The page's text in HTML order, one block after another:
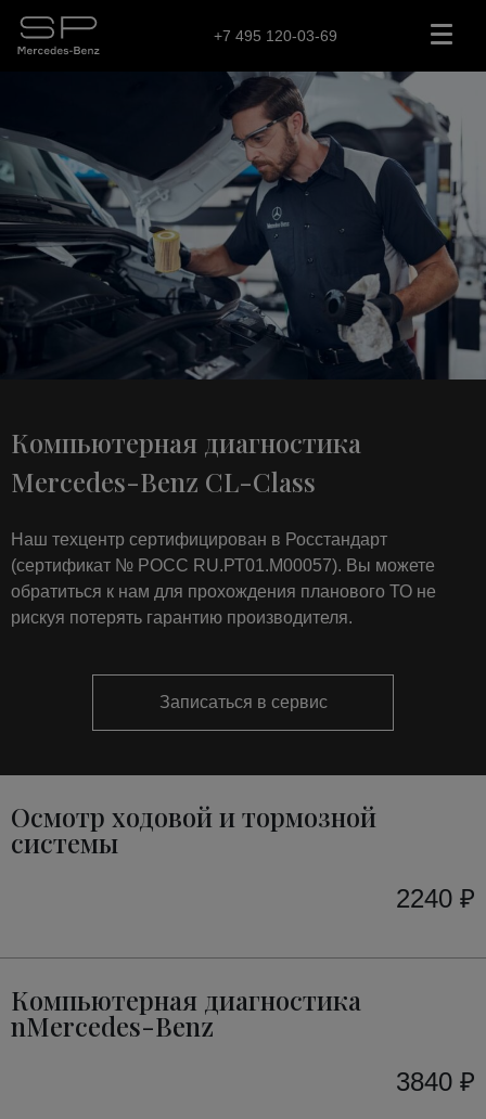
+7 495 120-03-69
Компьютерная диагностика
Mercedes-Benz CL-Class
Наш техцентр сертифицирован в Росстандарт
(сертификат № РОСС RU.РТ01.М00057). Вы можете
обратиться к нам для прохождения планового ТО не
рискуя потерять гарантию производителя.
Записаться в сервис
Осмотр ходовой и тормозной
системы
2240 ₽
Компьютерная диагностика
nMercedes-Benz
3840 ₽